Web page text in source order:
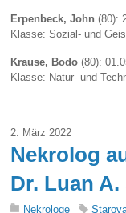
Erpenbeck, John (80):
Klasse: Sozial- und
Krause, Bodo (80):
Klasse: Natur- und
2. März 2022
Nekrolog
Dr. Luan
Nekrologe